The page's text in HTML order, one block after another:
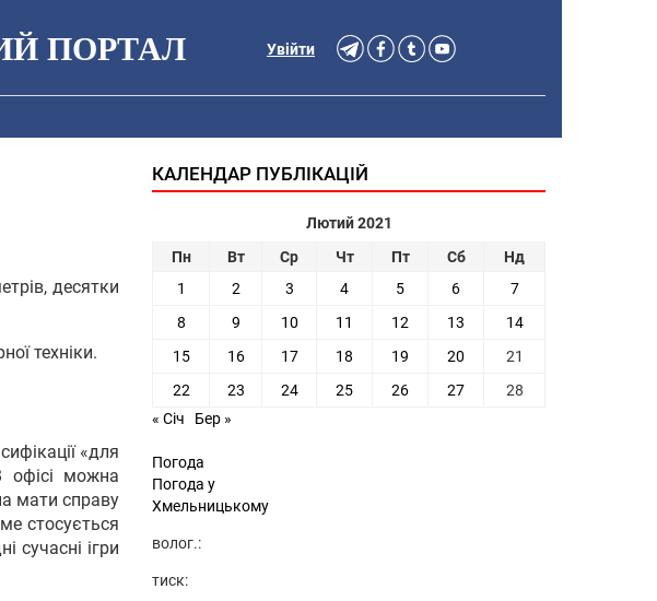
ПОРТАЛ Увійти
десятки
техніки.
«для
офісі можна
мати справу
стосується
сучасні ігри
КАЛЕНДАР ПУБЛІКАЦІЙ
Лютий 2021
Пн
Вт Ср Чт Пт Сб
Нд
1
2 3 4 5 6
7
8
9 10 11 12 13
14
15
16 17 18 19 20
21
22
23 24 25 26 27
28
« Січ
Бер »
Погода
Погода у
Хмельницькому
волог.:
тиск: